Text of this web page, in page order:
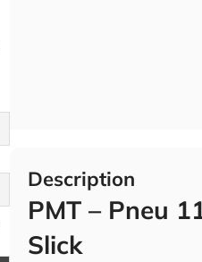
Description
PMT – Pneu
Slick